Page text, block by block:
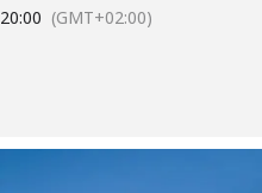
20:00 (GMT+02:00)